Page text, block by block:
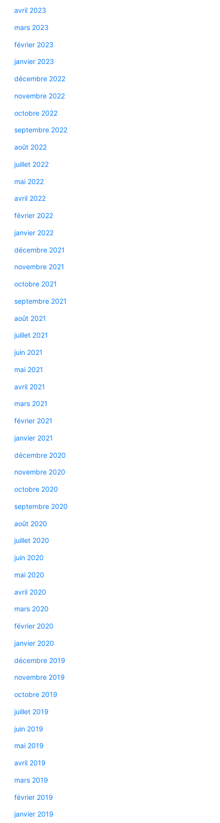
avril 2023
mars 2023
février 2023
janvier 2023
décembre 2022
novembre 2022
octobre 2022
septembre 2022
août 2022
juillet 2022
mai 2022
avril 2022
février 2022
janvier 2022
décembre 2021
novembre 2021
octobre 2021
septembre 2021
août 2021
juillet 2021
juin 2021
mai 2021
avril 2021
mars 2021
février 2021
janvier 2021
décembre 2020
novembre 2020
octobre 2020
septembre 2020
août 2020
juillet 2020
juin 2020
mai 2020
avril 2020
mars 2020
février 2020
janvier 2020
décembre 2019
novembre 2019
octobre 2019
juillet 2019
juin 2019
mai 2019
avril 2019
mars 2019
février 2019
janvier 2019